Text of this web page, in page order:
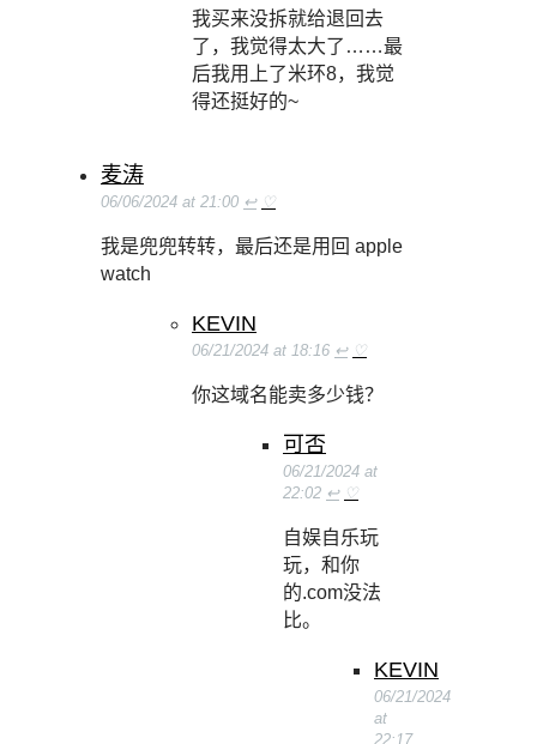
我买来没拆就给退回去
了，我觉得太大了……最
后我用上了米环8，我觉
得还挺好的~
麦涛
06/06/2024 at 21:00 ↩ ♡
我是兜兜转转，最后还是用回 apple
watch
KEVIN
06/21/2024 at 18:16 ↩ ♡
你这域名能卖多少钱？
可否
06/21/2024 at
22:02 ↩ ♡
自娱自乐玩
玩，和你
的.com没法
比。
KEVIN
06/21/2024
at
22:17